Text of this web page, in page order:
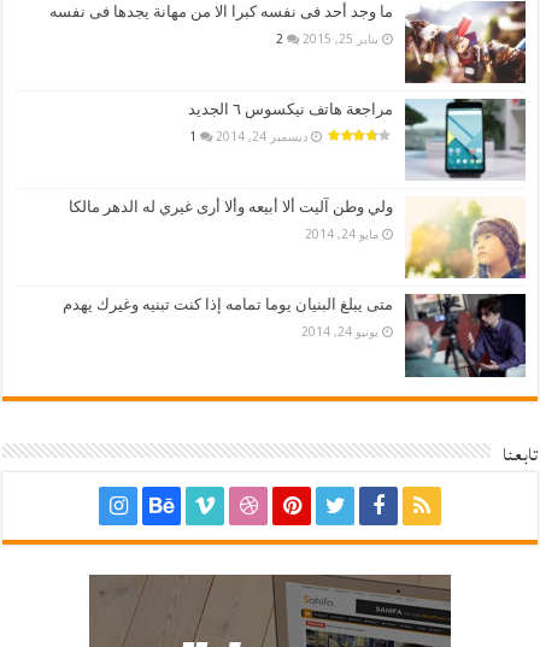
ما وجد أحد فى نفسه كبرا الا من مهانة يجدها فى نفسه
يناير 25, 2015 2
مراجعة هاتف نيكسوس ٦ الجديد
ديسمبر 24, 2014 1
ولي وطن آليت ألا أبيعه وألا أرى غيري له الدهر مالكا
مايو 24, 2014
متى يبلغ البنيان يوما تمامه إذا كنت تبنيه وغيرك يهدم
يونيو 24, 2014
تابعنا